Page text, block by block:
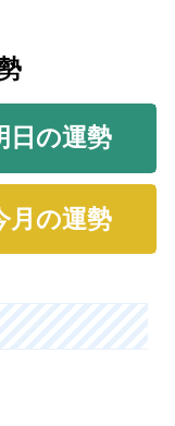
日の運勢
月の運勢